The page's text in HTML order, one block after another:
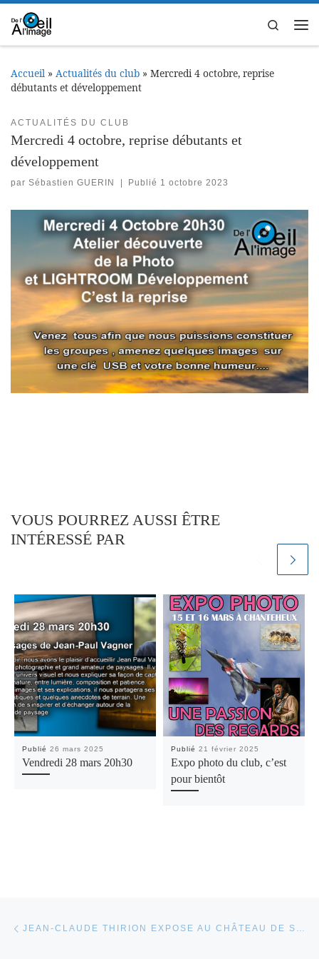
Passer au contenu
Search
Accueil » Actualités du club » Mercredi 4 octobre, reprise
débutants et développement
ACTUALITÉS DU CLUB
Mercredi 4 octobre, reprise débutants et
développement
par Sébastien GUERIN Publié 1 octobre 2023
VOUS POURREZ AUSSI ÊTRE
INTÉRESSÉ PAR
Publié26 mars 2025
Vendredi 28 mars 20h30
Publié21 février 2025
Expo photo du club, c’est
pour bientôt
JEAN-CLAUDE THIRION EXPOSE AU CHÂTEAU DE SAINT-MAX